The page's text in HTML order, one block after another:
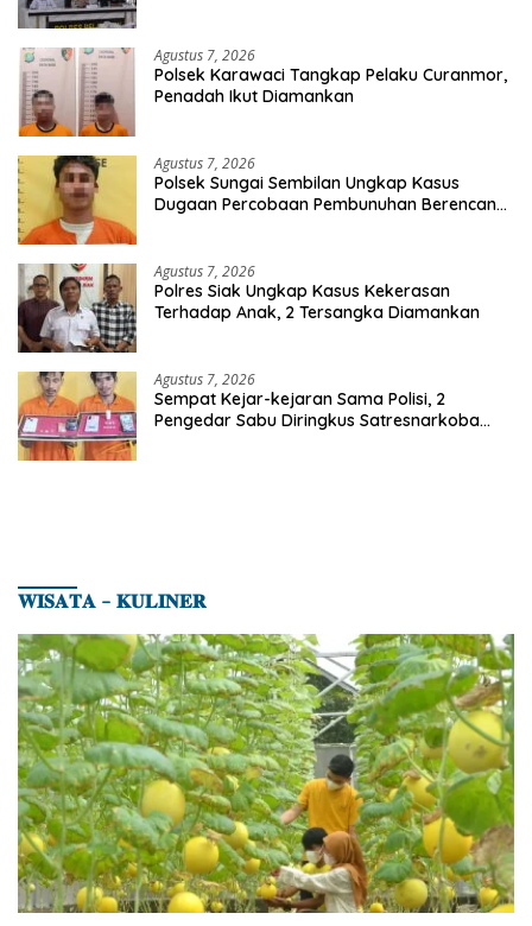
Agustus 7, 2026
Polsek Karawaci Tangkap Pelaku Curanmor,
Penadah Ikut Diamankan
Agustus 7, 2026
Polsek Sungai Sembilan Ungkap Kasus
Dugaan Percobaan Pembunuhan Berencana,
Agustus 7, 2026
Polres Siak Ungkap Kasus Kekerasan
Terhadap Anak, 2 Tersangka Diamankan
Agustus 7, 2026
Sempat Kejar-kejaran Sama Polisi, 2
Pengedar Sabu Diringkus Satresnarkoba
𝐖𝐈𝐒𝐀𝐓𝐀 – 𝐊𝐔𝐋𝐈𝐍𝐄𝐑